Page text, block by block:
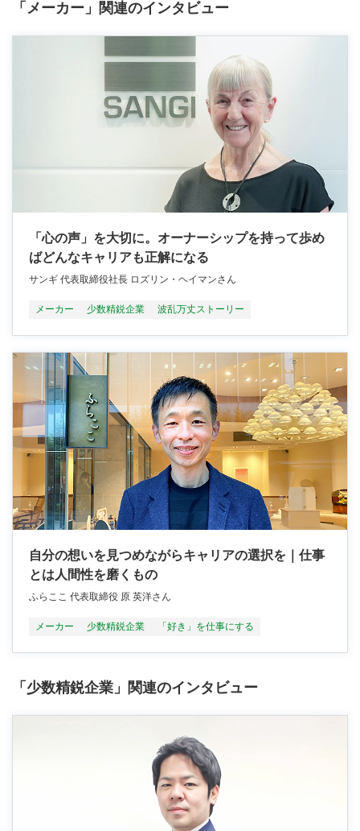
「メーカー」関連のインタビュー
「心の声」を大切に。オーナーシップを持って歩め
ばどんなキャリアも正解になる
サンギ 代表取締役社長 ロズリン・ヘイマンさん
メーカー 少数精鋭企業 波乱万丈ストーリー
自分の想いを見つめながらキャリアの選択を｜仕事
とは人間性を磨くもの
ふらここ 代表取締役 原 英洋さん
メーカー 少数精鋭企業 「好き」を仕事にする
「少数精鋭企業」関連のインタビュー